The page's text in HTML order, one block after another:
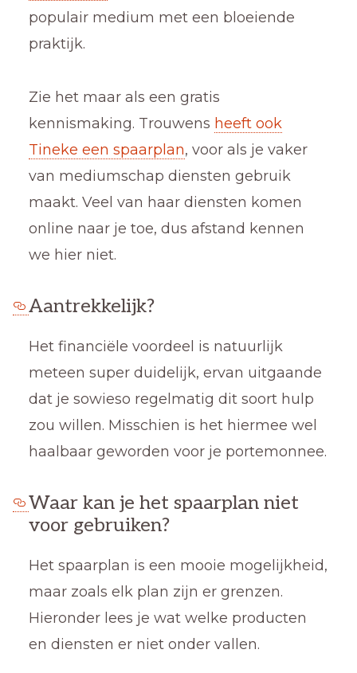
populair medium met een bloeiende
praktijk.
Zie het maar als een gratis
kennismaking. Trouwens heeft ook
Tineke een spaarplan, voor als je vaker
van mediumschap diensten gebruik
maakt. Veel van haar diensten komen
online naar je toe, dus afstand kennen
we hier niet.
Aantrekkelijk?
Het financiële voordeel is natuurlijk
meteen super duidelijk, ervan uitgaande
dat je sowieso regelmatig dit soort hulp
zou willen. Misschien is het hiermee wel
haalbaar geworden voor je portemonnee.
Waar kan je het spaarplan niet
voor gebruiken?
Het spaarplan is een mooie mogelijkheid,
maar zoals elk plan zijn er grenzen.
Hieronder lees je wat welke producten
en diensten er niet onder vallen.